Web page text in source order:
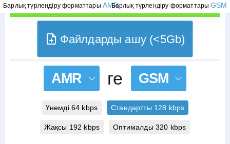
Барлық түрлендіру форматтары AMRБарлық түрлендіру форматтарыGSM
Файлдарды ашу (<5Gb)
AMR ге GSM
Үнемді 64 kbps Стандартты 128 kbps
Жақсы 192 kbps Оптималды 320 kbps